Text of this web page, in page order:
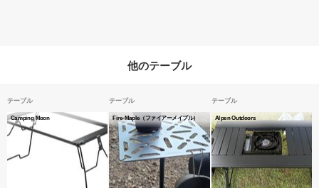
他のテーブル
テーブル
Camping Moon
テーブル
Fire-Maple（ファイアーメイプル）
テーブル
Alpen Outdoors